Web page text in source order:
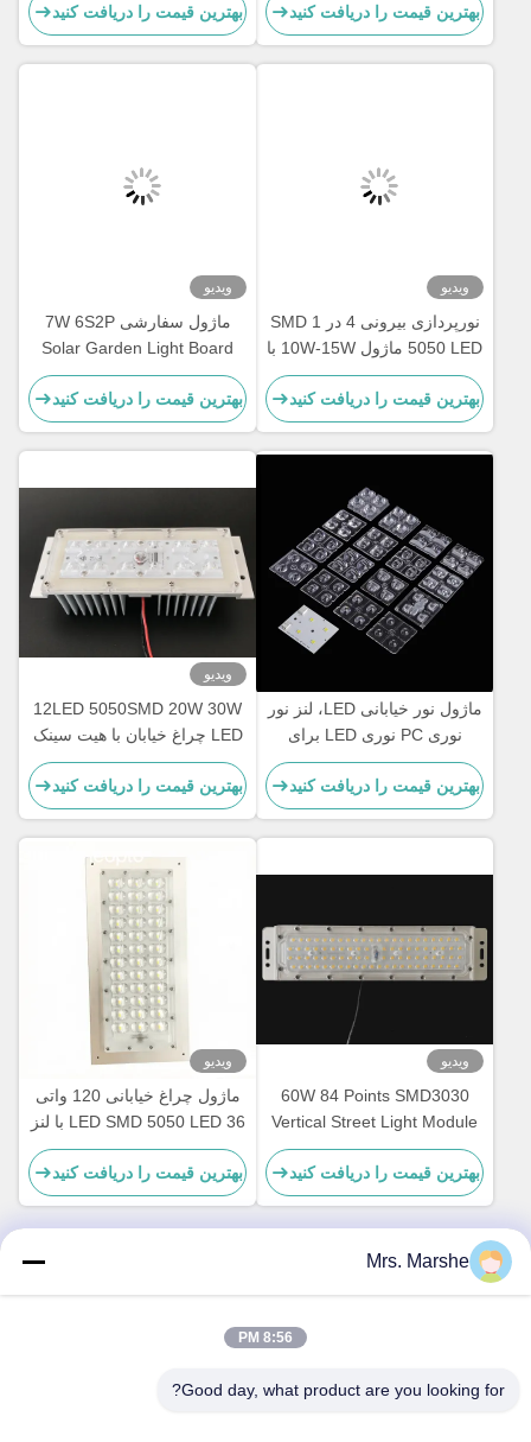
بهترین قیمت را دریافت کنید
بهترین قیمت را دریافت کنید
ویدیو
نورپردازی بیرونی 4 در 1 SMD
5050 LED ماژول 10W-15W با
لنز 150x75 درجه ضد آب
بهترین قیمت را دریافت کنید
ویدیو
ماژول سفارشی 7W 6S2P
Solar Garden Light Board
PCB 3030SMD
بهترین قیمت را دریافت کنید
ماژول نور خیابانی LED، لنز نور
نوری PC نوری LED برای
نورپردازی جاده ای IESNA نوع
بهترین قیمت را دریافت کنید
ویدیو
12LED 5050SMD 20W 30W
LED چراغ خیابان با هیت سینک
بهترین قیمت را دریافت کنید
ویدیو
60W 84 Points SMD3030
Vertical Street Light Module
239x45mm
بهترین قیمت را دریافت کنید
ویدیو
ماژول چراغ خیابانی 120 واتی
36 LED SMD 5050 LED با لنز
زاویه پرتو نوع III-M و برد PCB
بهترین قیمت را دریافت کنید
Room7E، بلوک A، ساختمان Binfen Shiji، Longxiang Road،
Mrs. Marshe
8:56 PM
Good day, what product are you looking for?